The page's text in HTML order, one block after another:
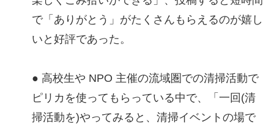
で「ありがとう」がたくさんもらえるのが嬉し
いと好評であった。
● 高校生や NPO 主催の流域圏での清掃活動で
ピリカを使ってもらっている中で、「一回(清
掃活動を)やってみると、清掃イベントの場で